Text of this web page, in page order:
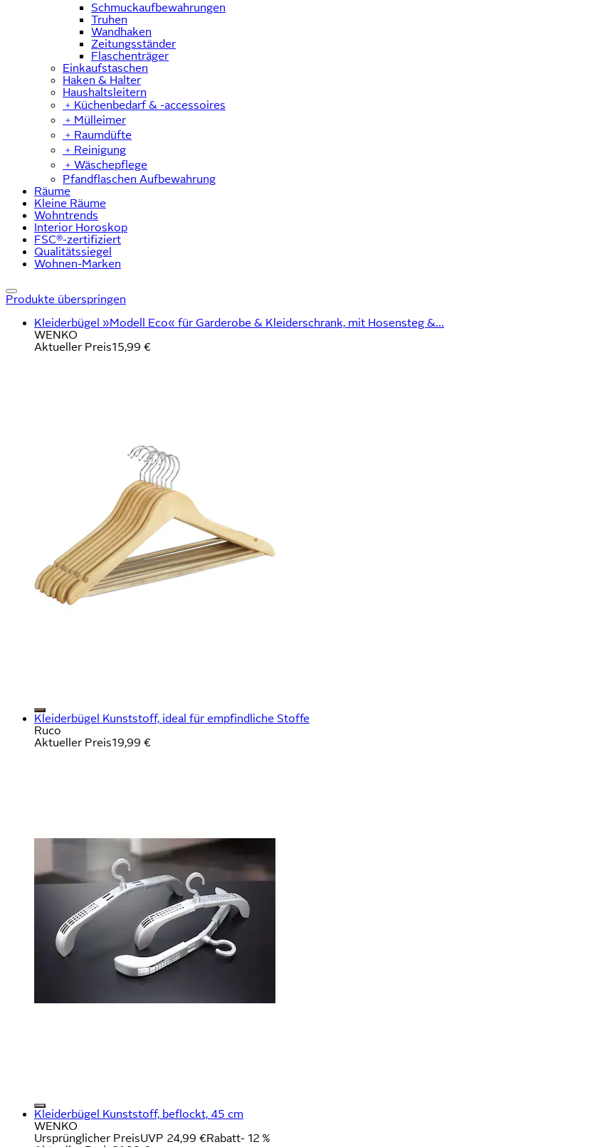
Schmuckaufbewahrungen
Truhen
Wandhaken
Zeitungsständer
Flaschenträger
Einkaufstaschen
Haken & Halter
Haushaltsleitern
﹢ Küchenbedarf & -accessoires
﹢ Mülleimer
﹢ Raumdüfte
﹢ Reinigung
﹢ Wäschepflege
Pfandflaschen Aufbewahrung
Räume
Kleine Räume
Wohntrends
Interior Horoskop
FSC®-zertifiziert
Qualitätssiegel
Wohnen-Marken
Produkte überspringen
Kleiderbügel »Modell Eco« für Garderobe & Kleiderschrank, mit Hosensteg &...
WENKO
Aktueller Preis15,99 €
Kleiderbügel Kunststoff, ideal für empfindliche Stoffe
Ruco
Aktueller Preis19,99 €
Kleiderbügel Kunststoff, beflockt, 45 cm
WENKO
Ursprünglicher PreisUVP 24,99 €Rabatt- 12 %